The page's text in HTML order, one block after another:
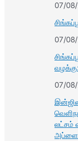
07/
07/
07/
லட்சம்
அப்ளை